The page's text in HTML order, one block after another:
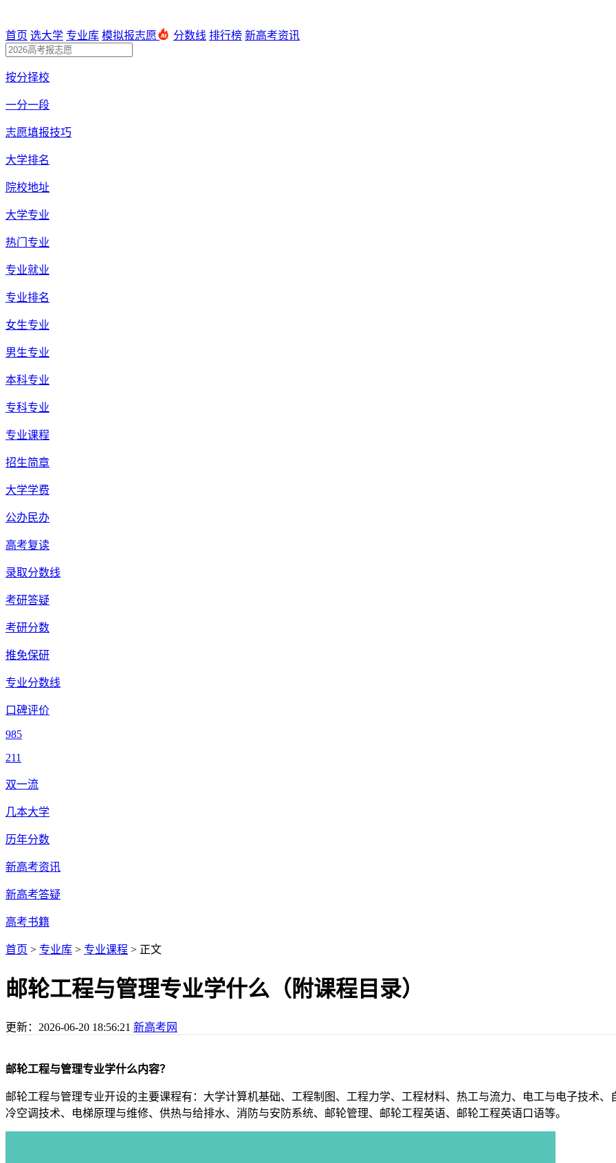
首页 选大学 专业库 模拟报志愿 分数线 排行榜 新高考资讯
按分择校
一分一段
志愿填报技巧
大学排名
院校地址
大学专业
热门专业
专业就业
专业排名
女生专业
男生专业
本科专业
专科专业
专业课程
招生简章
大学学费
公办民办
高考复读
录取分数线
考研答疑
考研分数
推免保研
专业分数线
口碑评价
985
211
双一流
几本大学
历年分数
新高考资讯
新高考答疑
高考书籍
首页 > 专业库 > 专业课程 > 正文
邮轮工程与管理专业学什么（附课程目录）
更新： 2026-06-20 18:56:21 新高考网
邮轮工程与管理专业学什么内容？
邮轮工程与管理专业开设的主要课程有：大学计算机基础、工程制图、工程力学、工程材料、热工与流力、电工与电子技术
冷空调技术、电梯原理与维修、供热与给排水、消防与安防系统、邮轮管理、邮轮工程英语、邮轮工程英语口语等。